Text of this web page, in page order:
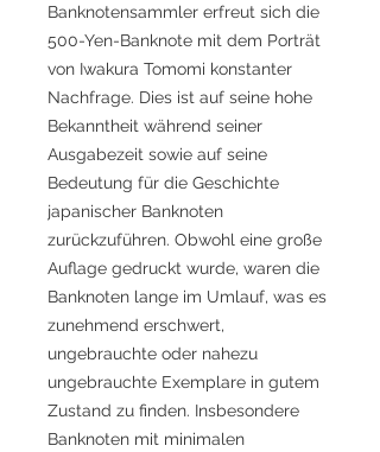
Banknotensammler erfreut sich die
500-Yen-Banknote mit dem Porträt
von Iwakura Tomomi konstanter
Nachfrage. Dies ist auf seine hohe
Bekanntheit während seiner
Ausgabezeit sowie auf seine
Bedeutung für die Geschichte
japanischer Banknoten
zurückzuführen. Obwohl eine große
Auflage gedruckt wurde, waren die
Banknoten lange im Umlauf, was es
zunehmend erschwert,
ungebrauchte oder nahezu
ungebrauchte Exemplare in gutem
Zustand zu finden. Insbesondere
Banknoten mit minimalen